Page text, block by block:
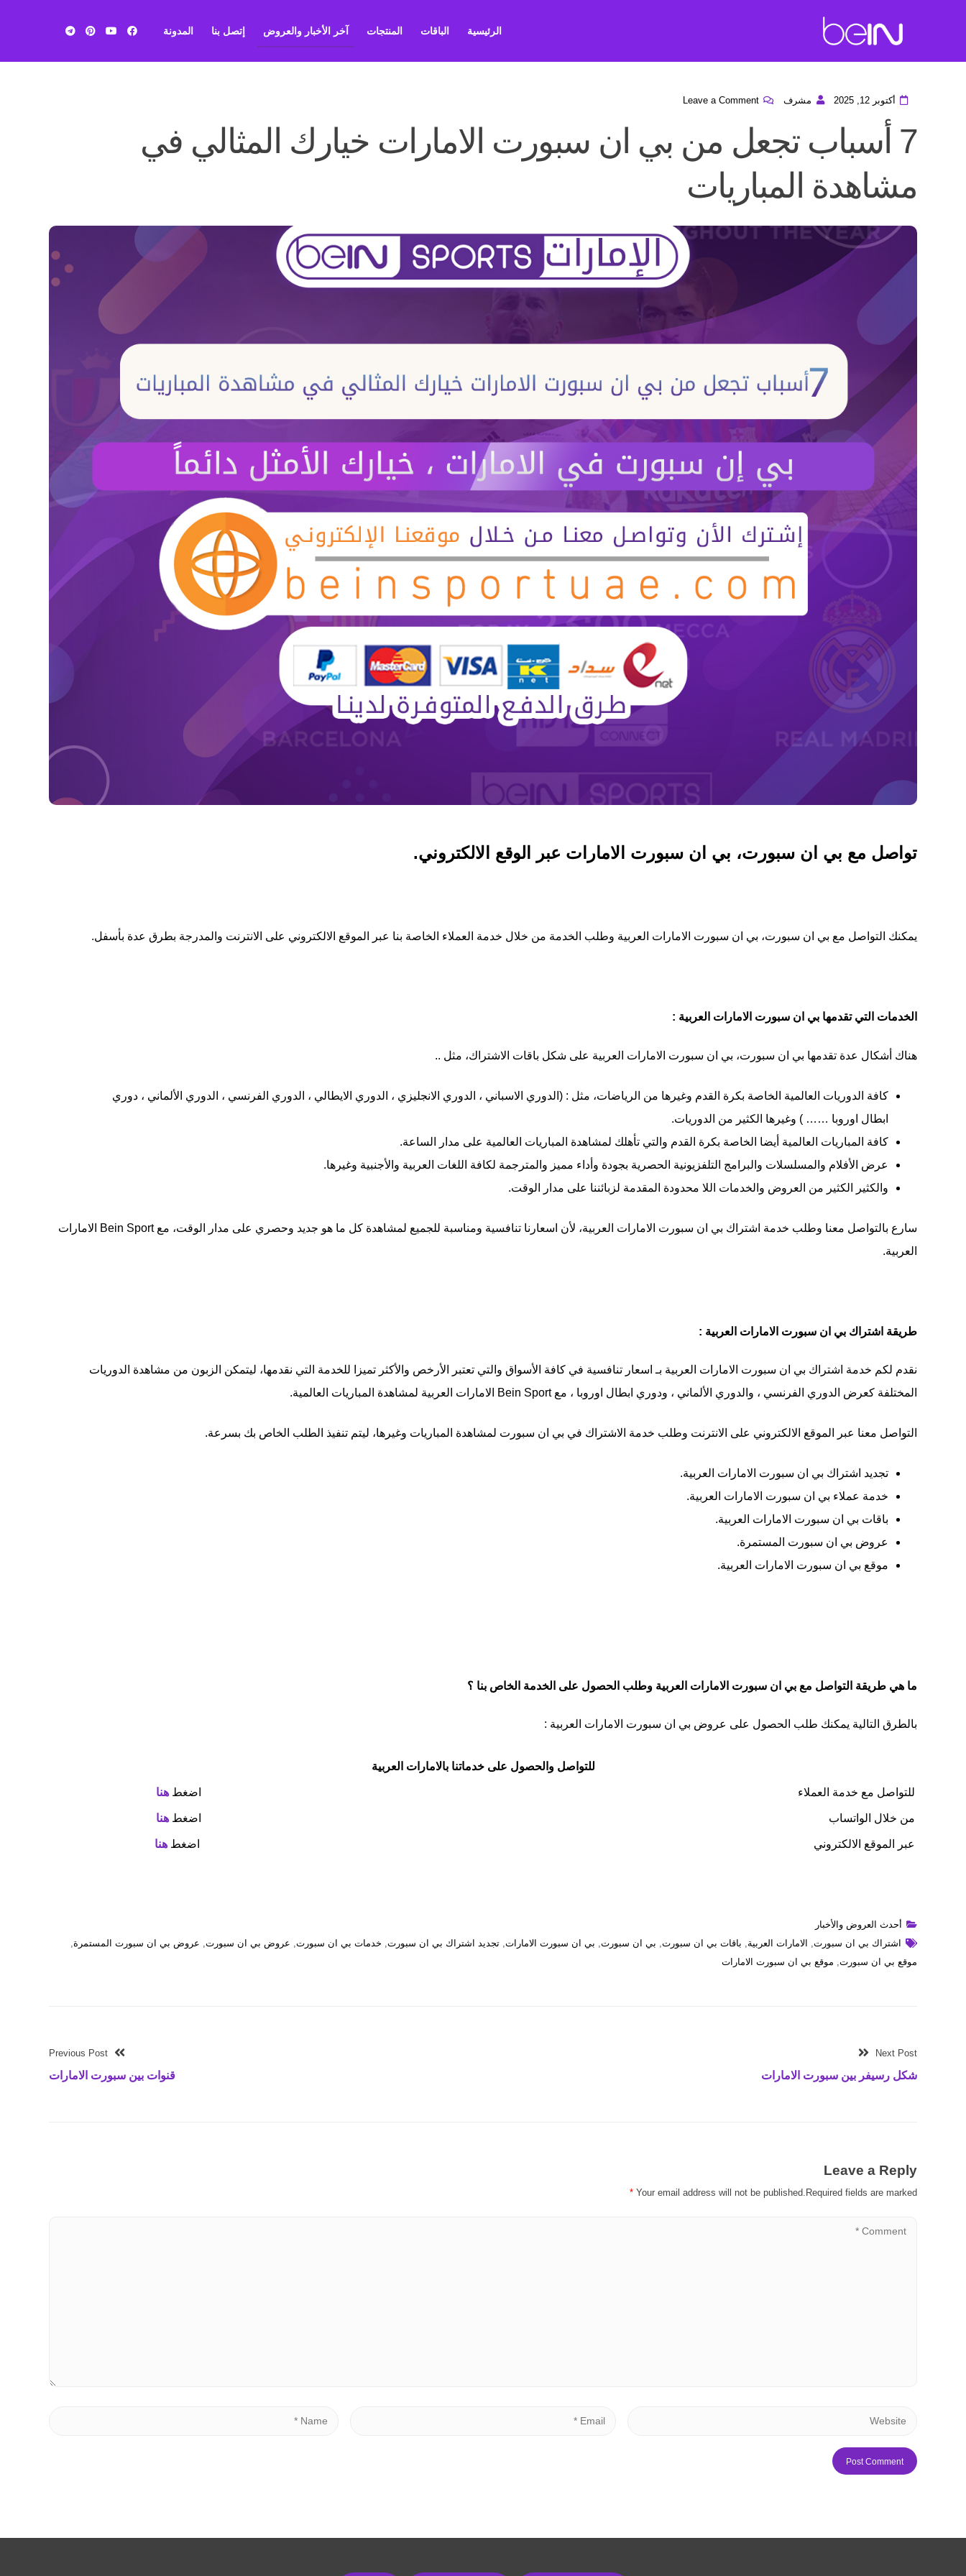
الرئيسية الباقات المنتجات آخر الأخبار والعروض إتصل بنا المدونة
أكتوبر 12, 2025 مشرف Leave a Comment
7 أسباب تجعل من بي ان سبورت الامارات خيارك المثالي في
مشاهدة المباريات
تواصل مع بي ان سبورت، بي ان سبورت الامارات عبر الوقع الالكتروني.
يمكنك التواصل مع بي ان سبورت، بي ان سبورت الامارات العربية وطلب الخدمة من خلال خدمة العملاء الخاصة بنا عبر الموقع الالكتروني على الانترنت والمدرجة بطرق عدة بأسفل.
الخدمات التي تقدمها بي ان سبورت الامارات العربية :
هناك أشكال عدة تقدمها بي ان سبورت، بي ان سبورت الامارات العربية على شكل باقات الاشتراك، مثل ..
كافة الدوريات العالمية الخاصة بكرة القدم وغيرها من الرياضات، مثل : (الدوري الاسباني ، الدوري الانجليزي ، الدوري الايطالي ، الدوري الفرنسي ، الدوري الألماني ، دوري
ابطال اوروبا …… ) وغيرها الكثير من الدوريات.
كافة المباريات العالمية أيضا الخاصة بكرة القدم والتي تأهلك لمشاهدة المباريات العالمية على مدار الساعة.
عرض الأفلام والمسلسلات والبرامج التلفزيونية الحصرية بجودة وأداء مميز والمترجمة لكافة اللغات العربية والأجنبية وغيرها.
والكثير الكثير من العروض والخدمات اللا محدودة المقدمة لزبائننا على مدار الوقت.
سارع بالتواصل معنا وطلب خدمة اشتراك بي ان سبورت الامارات العربية، لأن اسعارنا تنافسية ومناسبة للجميع لمشاهدة كل ما هو جديد وحصري على مدار الوقت، مع Bein Sport الامارات
العربية.
طريقة اشتراك بي ان سبورت الامارات العربية :
نقدم لكم خدمة اشتراك بي ان سبورت الامارات العربية بـ اسعار تنافسية في كافة الأسواق والتي تعتبر الأرخص والأكثر تميزا للخدمة التي نقدمها، ليتمكن الزبون من مشاهدة الدوريات
المختلفة كعرض الدوري الفرنسي ، والدوري الألماني ، ودوري ابطال اوروبا ، مع Bein Sport الامارات العربية لمشاهدة المباريات العالمية.
التواصل معنا عبر الموقع الالكتروني على الانترنت وطلب خدمة الاشتراك في بي ان سبورت لمشاهدة المباريات وغيرها، ليتم تنفيذ الطلب الخاص بك بسرعة.
تجديد اشتراك بي ان سبورت الامارات العربية.
خدمة عملاء بي ان سبورت الامارات العربية.
باقات بي ان سبورت الامارات العربية.
عروض بي ان سبورت المستمرة.
موقع بي ان سبورت الامارات العربية.
ما هي طريقة التواصل مع بي ان سبورت الامارات العربية وطلب الحصول على الخدمة الخاص بنا ؟
بالطرق التالية يمكنك طلب الحصول على عروض بي ان سبورت الامارات العربية :
للتواصل والحصول على خدماتنا بالامارات العربية
للتواصل مع خدمة العملاء اضغطهنا
من خلال الواتساب اضغطهنا
عبر الموقع الالكتروني اضغطهنا
أحدث العروض والأخبار
اشتراك بي ان سبورت, الامارات العربية, باقات بي ان سبورت, بي ان سبورت, بي ان سبورت الامارات,تجديد اشتراك بي ان سبورت, خدمات بي ان سبورت, عروض بي ان سبورت, عروض بي ان سبورت المستمرة,
موقع بي ان سبورت, موقع بي ان سبورت الامارات
Previous Post
قنوات بين سبورت الامارات
Next Post
شكل رسيفر بين سبورت الامارات
Leave a Reply
Your email address will not be published.Required fields are marked
*